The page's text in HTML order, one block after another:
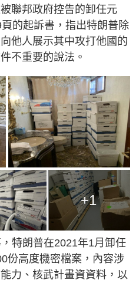
聯邦政府控告的卸任元
的起訴書，指出特朗普除
他人展示其中攻打他國的
不重要的說法。
+1
特朗普在2021年1月卸任
份高度機密檔案，內容涉
力、核武計畫資資料，以